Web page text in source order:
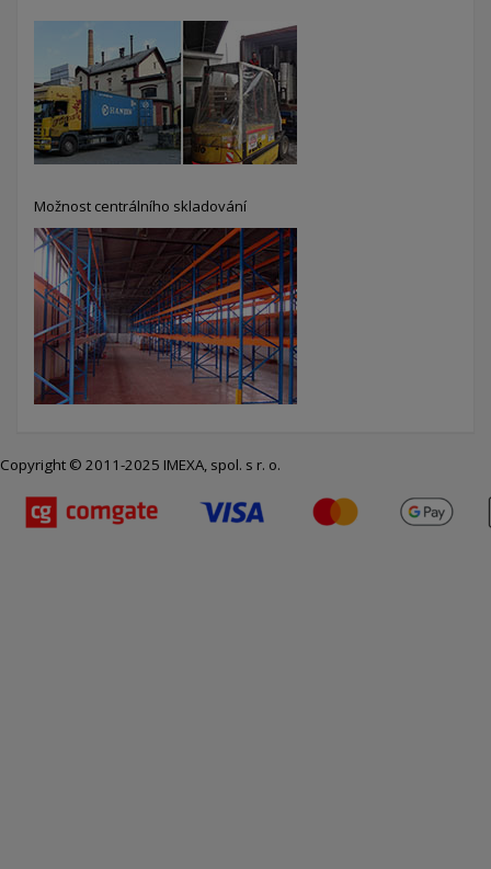
Možnost centrálního skladování
Copyright © 2011-2025 IMEXA, spol. s r. o.